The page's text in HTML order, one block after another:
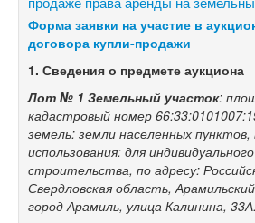
Форма заявки на участие в
договора купли-продажи
1. Сведения о предмете аукциона
Лот № 1 Земельный участок:
кадастровый номер
земель: земли населенных
использования: для
строительства, по адресу:
Свердловская область,
город Арамиль, улица Калинина, 33А.